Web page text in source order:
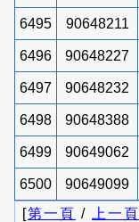
6495 90648211
6496 90648227
6497 90648232
6498 90648388
6499 90649062
6500 90649099
[第一頁 / 上一頁